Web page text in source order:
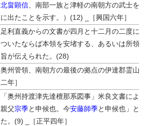
北畠顕信 、南部一族と津軽の南朝方の武士を
に出たことを示す。）(12) _［興国六年］
足利直義からの文書が四月と十二月の二度にわ
ついたならば本領を安堵する、あるいは所領は
旨が伝えられた。(28)
奥州管領、南朝方の最後の拠点の伊達郡霊山、
二年］
「奥州持渡津先達檀那系図事」米良文書によ
親父宗季と申候也。今安藤師季と申候也」とあ
た。(9) _［正平四年］